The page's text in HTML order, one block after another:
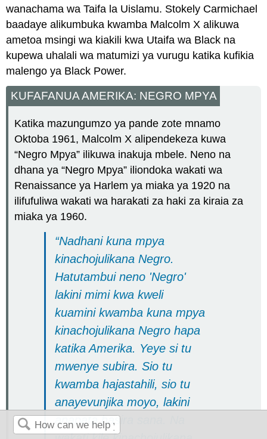
wanachama wa Taifa la Uislamu. Stokely Carmichael
baadaye alikumbuka kwamba Malcolm X alikuwa
ametoa msingi wa kiakili kwa Utaifa wa Black na
kupewa uhalali wa matumizi ya vurugu katika kufikia
malengo ya Black Power.
KUFAFANUA AMERIKA: NEGRO MPYA
Katika mazungumzo ya pande zote mnamo
Oktoba 1961, Malcolm X alipendekeza kuwa
“Negro Mpya” ilikuwa inakuja mbele. Neno na
dhana ya “Negro Mpya” iliondoka wakati wa
Renaissance ya Harlem ya miaka ya 1920 na
ilifufuliwa wakati wa harakati za haki za kiraia za
miaka ya 1960.
“Nadhani kuna mpya
kinachojulikana Negro.
Hatutambui neno 'Negro'
lakini mimi kwa kweli
kuamini kwamba kuna mpya
kinachojulikana Negro hapa
katika Amerika. Yeye si tu
mwenye subira. Sio tu
kwamba hajastahili, sio tu
anayevunjika moyo, lakini
anapata hasira sana. Na